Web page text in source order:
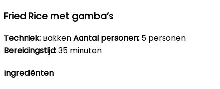
Fried Rice met gamba’s
Techniek: BakkenAantal personen: 5 personen
Bereidingstijd:35 minuten
Ingrediënten